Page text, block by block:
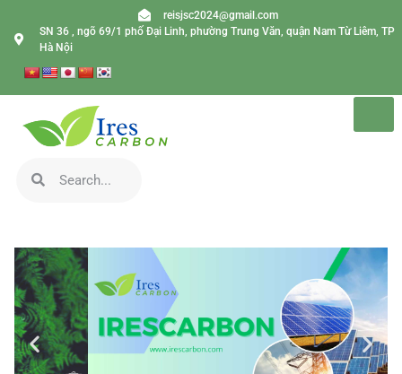
reisjsc2024@gmail.com
SN 36 , ngõ 69/1 phố Đại Linh, phường Trung Văn, quận Nam Từ Liêm, TP
Hà Nội